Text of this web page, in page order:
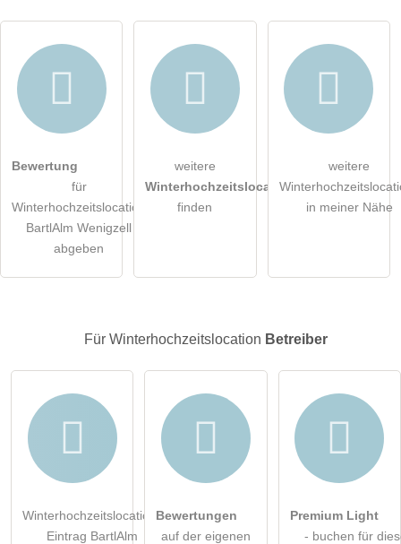
Die Datenschutzerklärung habe ich zur Kenntnis genommen.
öffentliche Frage stellen
Hinweis:Bitte beachten Sie, öffentliche Fragen sindfür alle
Winterhochzeitslocation-Eintrag zu stellen .
Bewertung
für
Winterhochzeitslocation
BartlAlm Wenigzell
abgeben
weitere
Winterhochzeitslocations
finden
weitere
in meiner Nähe
Für Winterhochzeitslocation Betreiber
Winterhochzeitslocation-
Eintrag BartlAlm
Bewertungen
auf der eigenen
Premium Light
- buchen für